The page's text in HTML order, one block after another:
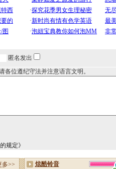
匿名发出
各位遵纪守法并注意语言文明。
规定》